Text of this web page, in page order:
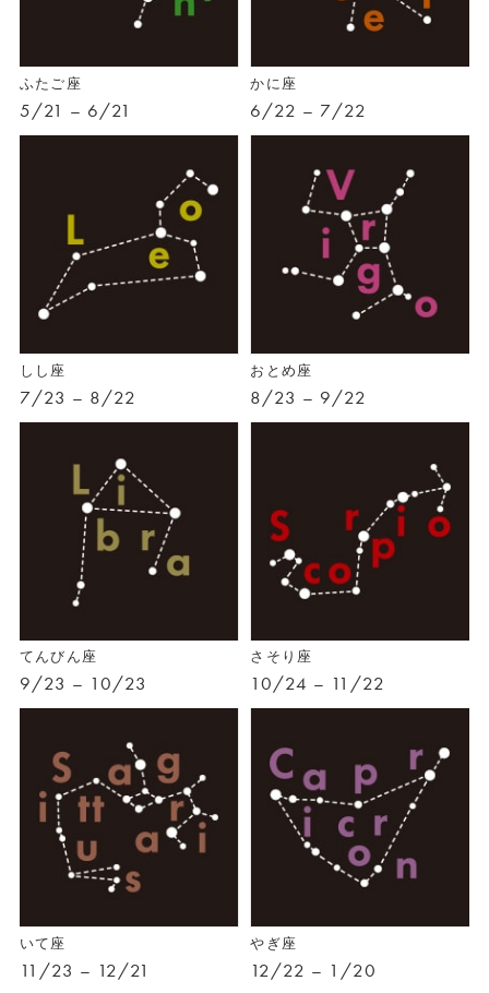
ふたご座
5/21 – 6/21
かに座
6/22 – 7/22
しし座
7/23 – 8/22
おとめ座
8/23 – 9/22
てんびん座
9/23 – 10/23
さそり座
10/24 – 11/22
いて座
11/23 – 12/21
やぎ座
12/22 – 1/20